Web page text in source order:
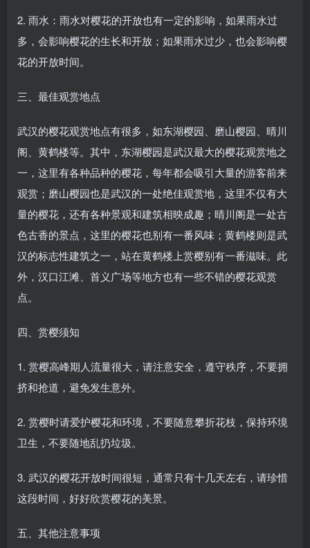
2. 雨水：雨水对樱花的开放也有一定的影响，如果雨水过
多，会影响樱花的生长和开放；如果雨水过少，也会影响樱
花的开放时间。
三、最佳观赏地点
武汉的樱花观赏地点有很多，如东湖樱园、磨山樱园、晴川
阁、黄鹤楼等。其中，东湖樱园是武汉最大的樱花观赏地之
一，这里有各种品种的樱花，每年都会吸引大量的游客前来
观赏；磨山樱园也是武汉的一处绝佳观赏地，这里不仅有大
量的樱花，还有各种景观和建筑相映成趣；晴川阁是一处古
色古香的景点，这里的樱花也别有一番风味；黄鹤楼则是武
汉的标志性建筑之一，站在黄鹤楼上赏樱别有一番滋味。此
外，汉口江滩、首义广场等地方也有一些不错的樱花观赏
点。
四、赏樱须知
1. 赏樱高峰期人流量很大，请注意安全，遵守秩序，不要拥
挤和抢道，避免发生意外。
2. 赏樱时请爱护樱花和环境，不要随意攀折花枝，保持环境
卫生，不要随地乱扔垃圾。
3. 武汉的樱花开放时间很短，通常只有十几天左右，请珍惜
这段时间，好好欣赏樱花的美景。
五、其他注意事项